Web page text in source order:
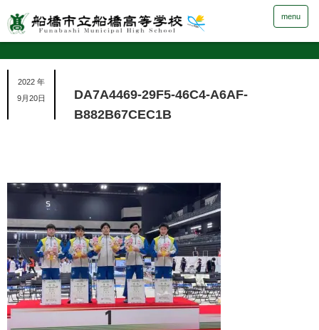
menu
2022 年
9月20日
DA7A4469-29F5-46C4-A6AF-
B882B67CEC1B